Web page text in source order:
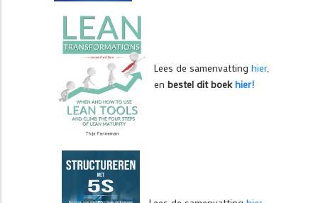
Lees de samenvatting hier,
en bestel dit boekhier!